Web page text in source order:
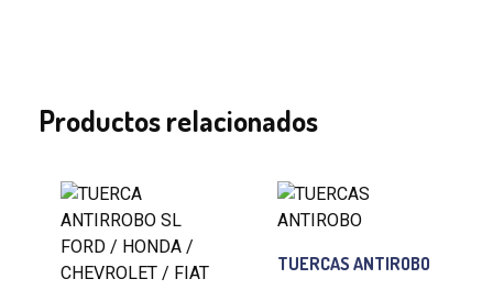
Productos relacionados
TUERCAS ANTIROBO